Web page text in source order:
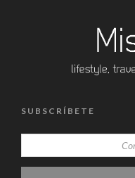
SUBSCRÍBETE